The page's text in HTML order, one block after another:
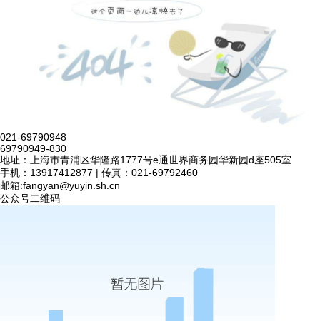
021-69790948
69790949-830
地址：上海市青浦区华隆路1777号e通世界商务园华新园d座505室
手机：13917412877 | 传真：021-69792460
邮箱:fangyan@yuyin.sh.cn
公众号二维码